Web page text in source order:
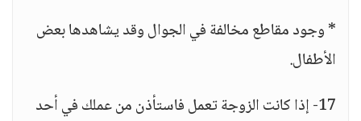
* وجود مقاطع مخالفة في الجوال وقد يشاهدها بعض
الأطفال.
17- إذا كانت الزوجة تعمل فاستأذن من عملك في أحد